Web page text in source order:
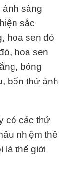
ánh sáng
sắc
hoa sen đỏ
hoa sen
bóng
bốn thứ ánh
có các thứ
nhiệm thế
là thế giới